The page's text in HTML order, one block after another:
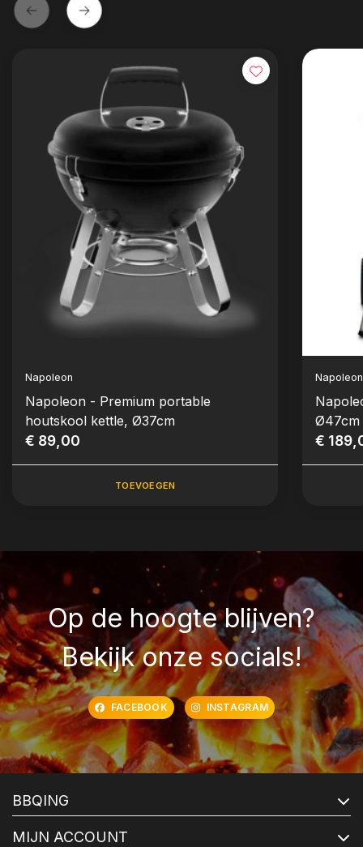
Napoleon
Napoleon - Premium portable
houtskool kettle, Ø37cm
€ 89,00
TOEVOEGEN
Napoleon
Ø47cm
€
Op de hoogte blijven?
Bekijk onze socials!
FACEBOOK INSTAGRAM
BBQING
MIJN ACCOUNT